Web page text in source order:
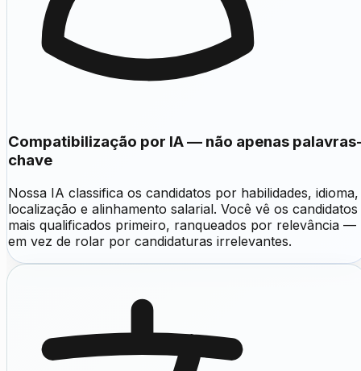
Compatibilização por IA — não apenas
chave
Nossa IA classifica os candidatos por habilidades, idioma,
localização e alinhamento salarial. Você vê os candidatos
mais qualificados primeiro, ranqueados por relevância —
em vez de rolar por candidaturas irrelevantes.